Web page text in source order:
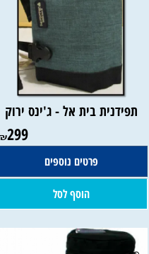
תפידנית בית אל - ג'ינס ירוק
₪299
פרטים נוספים
הוסף לסל